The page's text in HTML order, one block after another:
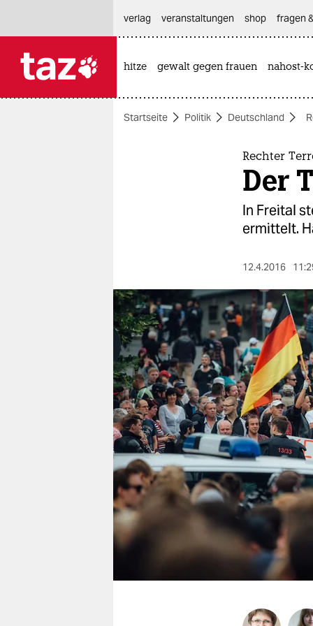
themen
berlin
nord
wahrheit
verlag
verlag
veranstaltungen
shop
fragen & hilfe
unterstützen
verlag
veranstaltungen shop fragen
hitze gewalt gegen frauen nahost-
Startseite Politik Deutschland
Rechter
Der
In Freital
ermittelt.
12.4.2016